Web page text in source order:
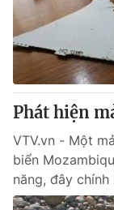
Phát hiện
VTV.vn - Một
biển
năng, đây